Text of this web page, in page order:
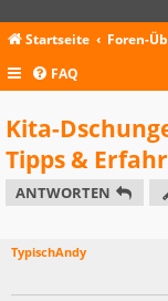
Startseite Foren-
FAQ
Kita-
Tipps &
ANTWORTEN
TypischAndy